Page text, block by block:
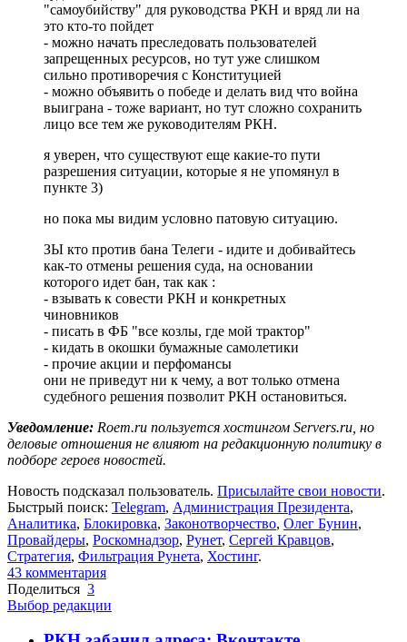
"самоубийству" для руководства РКН и вряд ли на
это кто-то пойдет
- можно начать преследовать пользователей
запрещенных ресурсов, но тут уже слишком
сильно противоречия с Конституцией
- можно объявить о победе и делать вид что война
выиграна - тоже вариант, но тут сложно сохранить
лицо все тем же руководителям РКН.
я уверен, что существуют еще какие-то пути
разрешения ситуации, которые я не упомянул в
пункте 3)
но пока мы видим условно патовую ситуацию.
ЗЫ кто против бана Телеги - идите и добивайтесь
как-то отмены решения суда, на основании
которого идет бан, так как :
- взывать к совести РКН и конкретных
чиновников
- писать в ФБ "все козлы, где мой трактор"
- кидать в окошки бумажные самолетики
- прочие акции и перфомансы
они не приведут ни к чему, а вот только отмена
судебного решения позволит РКН остановиться.
Уведомление: Roem.ru пользуется хостингом Servers.ru, но
деловые отношения не влияют на редакционную политику в
подборе героев новостей.
Новость подсказал пользователь. Присылайте свои новости.
Быстрый поиск: Telegram, Администрация Президента,
Аналитика, Блокировка, Законотворчество, Олег Бунин,
Провайдеры, Роскомнадзор, Рунет, Сергей Кравцов,
Стратегия, Фильтрация Рунета, Хостинг.
43 комментария
Поделиться 3
Выбор редакции